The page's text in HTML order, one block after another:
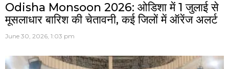
Odisha Monsoon 2026: ओडिशा में 1 जुलाई से
मूसलाधार बारिश की चेतावनी, कई जिलों में ऑरेंज अलर्ट
June 30, 2026, 1:03 pm